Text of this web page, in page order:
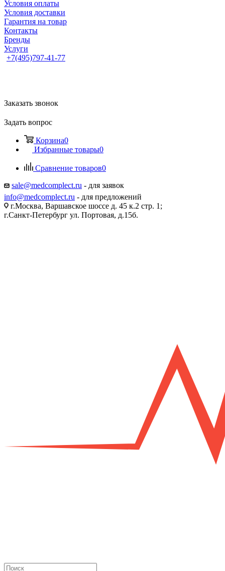
Условия оплаты
Условия доставки
Гарантия на товар
Контакты
Бренды
Услуги
+7(495)797-41-77
Заказать звонок
Задать вопрос
Корзина0
Избранные товары0
Сравнение товаров0
sale@medcomplect.ru - для заявок
info@medcomplect.ru - для предложений
г.Москва, Варшавское шоссе д. 45 к.2 стр. 1;
г.Санкт-Петербург ул. Портовая, д.15б.